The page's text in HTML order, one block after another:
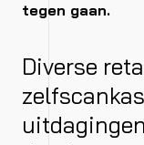
tegen gaan.
Diverse